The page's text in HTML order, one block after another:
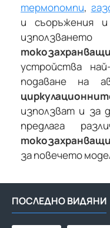
термопомпи,
и съоръжения
устройства
подаване на
използват и за
предлага
за повечето
ПОСЛЕДНО ВИДЯНИ